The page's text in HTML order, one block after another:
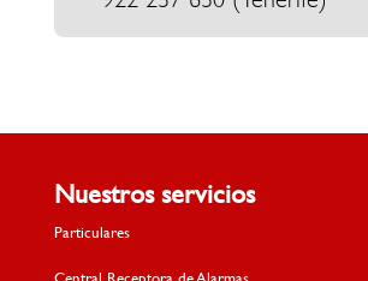
922 237 630 (Tenerife)
Nuestros servicios
Particulares